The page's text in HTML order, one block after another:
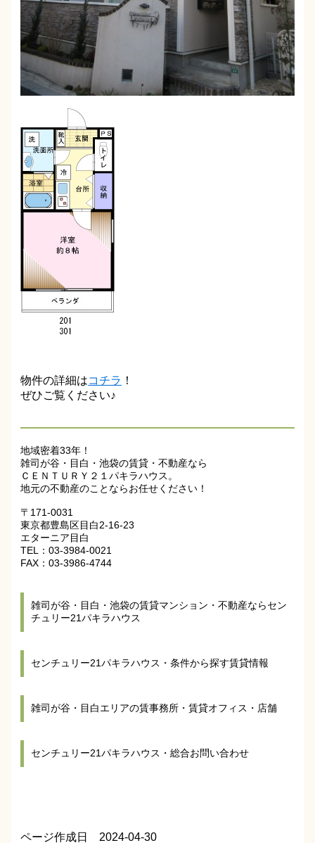
物件の詳細はコチラ ！
ぜひご覧ください♪
地域密着33年！
雑司が谷・目白・池袋の賃貸・不動産なら
ＣＥＮＴＵＲＹ２１パキラハウス。
地元の不動産のことならお任せください！
〒171-0031
東京都豊島区目白2-16-23
エターニア目白
TEL：03-3984-0021
FAX：03-3986-4744
雑司が谷・目白・池袋の賃貸マンション・不動産ならセン
チュリー21パキラハウス
センチュリー21パキラハウス・条件から探す賃貸情報
雑司が谷・目白エリアの賃事務所・賃貸オフィス・店舗
センチュリー21パキラハウス・総合お問い合わせ
ページ作成日 2024-04-30